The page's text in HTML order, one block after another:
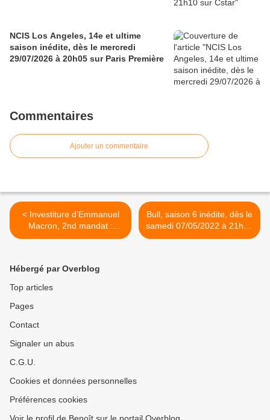
NCIS Los Angeles, 14e et ultime
saison inédite, dès le mercredi
29/07/2026 à 20h05 sur Paris Première
Commentaires
Ajouter un commentaire
< Investiture d’Emmanuel
Macron, 2nd mandat :
éditions spéciales sur TF1
Bull, saison 6 inédite, dès le
samedi 07/05/2022 à 21h10
sur M6 >
Hébergé par Overblog
Top articles
Pages
Contact
Signaler un abus
C.G.U.
Cookies et données personnelles
Préférences cookies